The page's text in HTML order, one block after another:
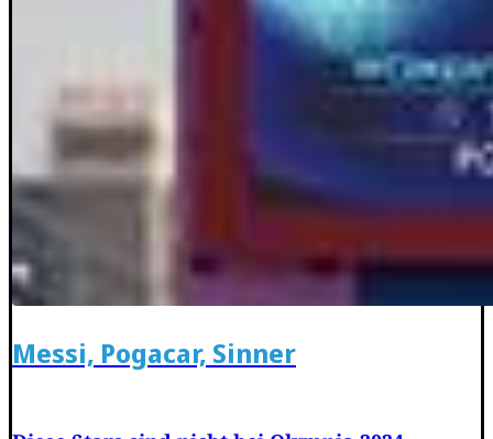
Messi, Pogacar, Sinner